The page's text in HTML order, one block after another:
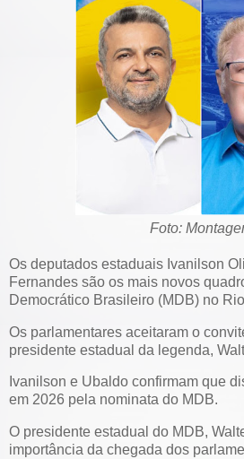
Foto:
Os deputados estaduais Ivanilson
Fernandes são os mais novos
Democrático Brasileiro (MDB) no
Os parlamentares aceitaram o
presidente estadual da legenda,
Ivanilson e Ubaldo confirmam que
em 2026 pela nominata do MDB.
O presidente estadual do MDB,
importância da chegada dos